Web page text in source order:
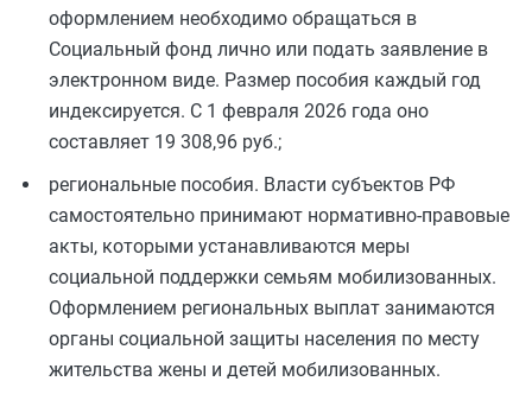
оформлением необходимо обращаться в
Социальный фонд лично или подать заявление в
электронном виде. Размер пособия каждый год
индексируется. С 1 февраля 2026 года оно
составляет 19 308,96 руб.;
региональные пособия. Власти субъектов РФ
самостоятельно принимают нормативно-правовые
акты, которыми устанавливаются меры
социальной поддержки семьям мобилизованных.
Оформлением региональных выплат занимаются
органы социальной защиты населения по месту
жительства жены и детей мобилизованных.